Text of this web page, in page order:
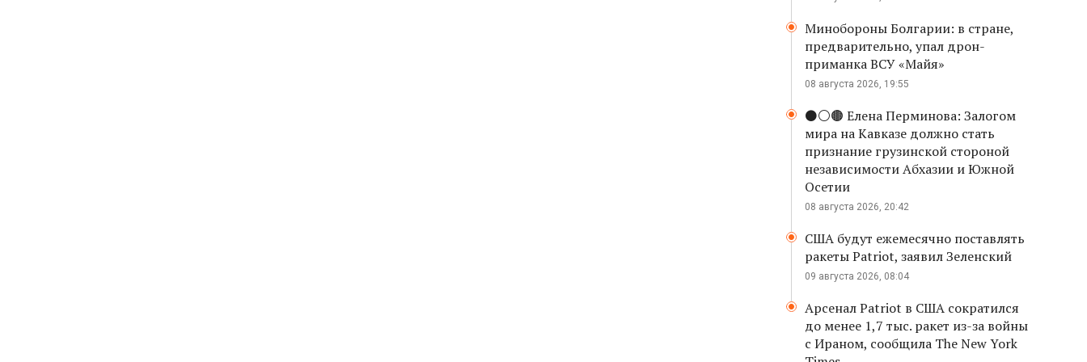
Минобороны Болгарии: в стране,
предварительно, упал дрон-
приманка ВСУ «Майя»
08 августа 2026, 19:55
⚫️⚪️🟤 Елена Перминова: Залогом
мира на Кавказе должно стать
признание грузинской стороной
независимости Абхазии и Южной
Осетии
08 августа 2026, 20:42
США будут ежемесячно поставлять
ракеты Patriot, заявил Зеленский
09 августа 2026, 08:04
Арсенал Patriot в США сократился
до менее 1,7 тыс. ракет из-за войны
с Ираном, сообщила The New York